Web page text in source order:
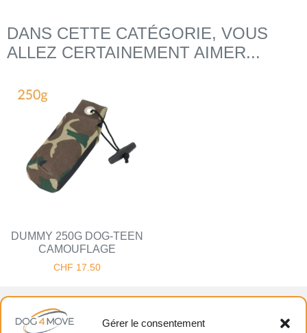
Gérer le consentement
DANS CETTE CATÉGORIE, VOUS
ALLEZ CERTAINEMENT AIMER...
DUMMY 250G DOG-TEEN
CAMOUFLAGE
CHF 17.50
Nous suivre